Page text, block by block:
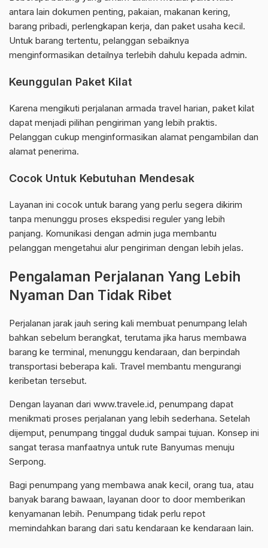
antara lain dokumen penting, pakaian, makanan kering,
barang pribadi, perlengkapan kerja, dan paket usaha kecil.
Untuk barang tertentu, pelanggan sebaiknya
menginformasikan detailnya terlebih dahulu kepada admin.
Keunggulan Paket Kilat
Karena mengikuti perjalanan armada travel harian, paket kilat
dapat menjadi pilihan pengiriman yang lebih praktis.
Pelanggan cukup menginformasikan alamat pengambilan dan
alamat penerima.
Cocok Untuk Kebutuhan Mendesak
Layanan ini cocok untuk barang yang perlu segera dikirim
tanpa menunggu proses ekspedisi reguler yang lebih
panjang. Komunikasi dengan admin juga membantu
pelanggan mengetahui alur pengiriman dengan lebih jelas.
Pengalaman Perjalanan Yang Lebih
Nyaman Dan Tidak Ribet
Perjalanan jarak jauh sering kali membuat penumpang lelah
bahkan sebelum berangkat, terutama jika harus membawa
barang ke terminal, menunggu kendaraan, dan berpindah
transportasi beberapa kali. Travel membantu mengurangi
keribetan tersebut.
Dengan layanan dari www.travele.id, penumpang dapat
menikmati proses perjalanan yang lebih sederhana. Setelah
dijemput, penumpang tinggal duduk sampai tujuan. Konsep ini
sangat terasa manfaatnya untuk rute Banyumas menuju
Serpong.
Bagi penumpang yang membawa anak kecil, orang tua, atau
banyak barang bawaan, layanan door to door memberikan
kenyamanan lebih. Penumpang tidak perlu repot
memindahkan barang dari satu kendaraan ke kendaraan lain.